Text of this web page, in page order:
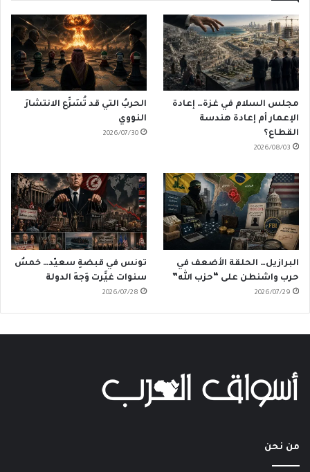
مجلس السلام في غزة… إعادة
الإعمار أم إعادة هندسة
القطاع؟
2026/08/03
الحربُ التي قد تُسَرِّع الانتشارَ
النووي
2026/07/30
البرازيل… الحلقة الأضعف في
حرب واشنطن على “حزب الله”
2026/07/29
تونس في قبضةِ سعيّد… خمسُ
سنوات غيَّرت وَجهَ الدولة
2026/07/28
من نحن